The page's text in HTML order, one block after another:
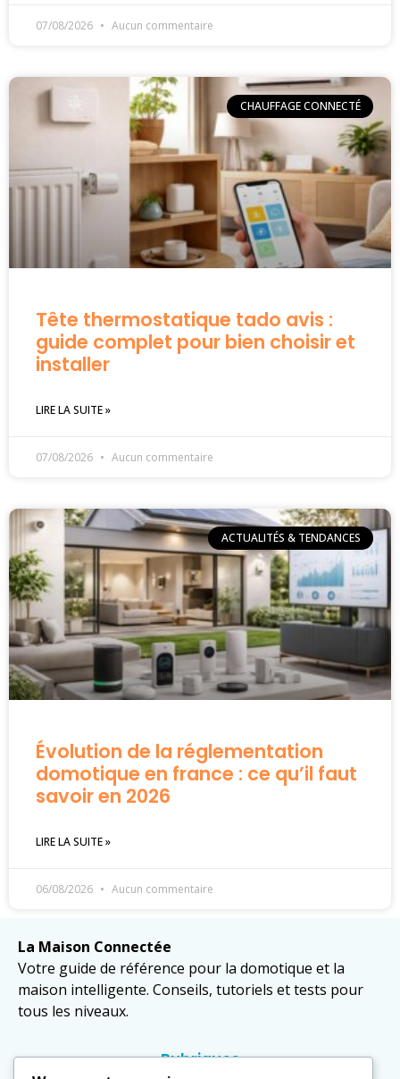
07/08/2026 Aucun commentaire
CHAUFFAGE CONNECTÉ
Tête thermostatique tado avis :
guide complet pour bien choisir et
installer
LIRE LA SUITE »
07/08/2026 Aucun commentaire
ACTUALITÉS & TENDANCES
Évolution de la réglementation
domotique en france : ce qu’il faut
savoir en 2026
LIRE LA SUITE »
06/08/2026 Aucun commentaire
La Maison Connectée
Votre guide de référence pour la domotique et la
maison intelligente. Conseils, tutoriels et tests pour
tous les niveaux.
Rubriques